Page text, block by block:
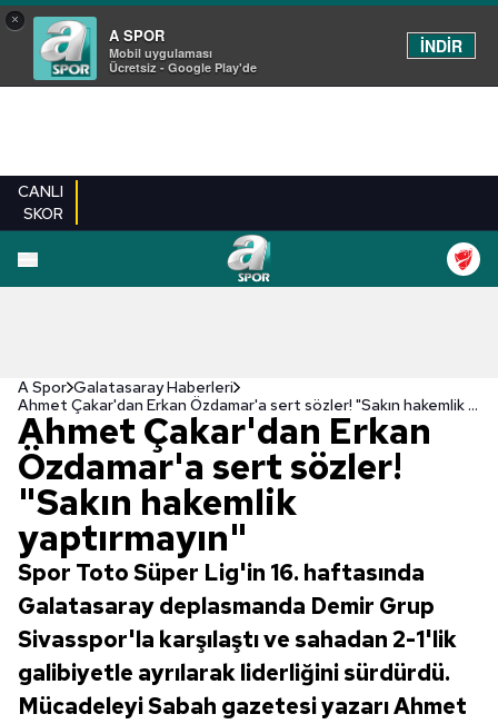
×
A SPOR
Mobil uygulaması
Ücretsiz - Google Play'de
İNDİR
CANLI
SKOR
A Spor Galatasaray Haberleri
Ahmet Çakar'dan Erkan Özdamar'a sert sözler! "Sakın hakemlik yaptırmayın"
Ahmet Çakar'dan Erkan
Özdamar'a sert sözler!
"Sakın hakemlik
yaptırmayın"
Spor Toto Süper Lig'in 16. haftasında
Galatasaray deplasmanda Demir Grup
Sivasspor'la karşılaştı ve sahadan 2-1'lik
galibiyetle ayrılarak liderliğini sürdürdü.
Mücadeleyi Sabah gazetesi yazarı Ahmet